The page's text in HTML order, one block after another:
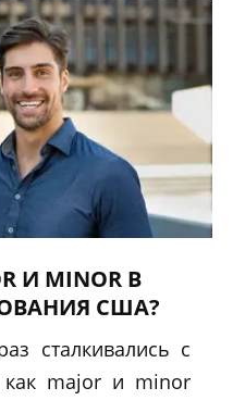
И MINOR В
США?
сталкивались с
как major и minor